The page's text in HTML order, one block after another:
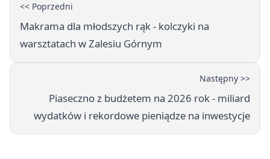
<< Poprzedni
Makrama dla młodszych rąk - kolczyki na
warsztatach w Zalesiu Górnym
Następny >>
Piaseczno z budżetem na 2026 rok - miliard
wydatków i rekordowe pieniądze na inwestycje